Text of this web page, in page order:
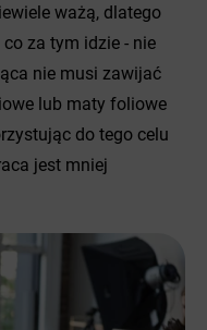
ważą, dlatego
co za tym idzie - nie
nie musi zawijać
lub maty foliowe
do tego celu
jest mniej